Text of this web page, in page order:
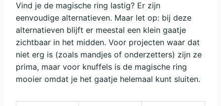
Vind je de magische ring lastig? Er zijn
eenvoudige alternatieven. Maar let op: bij deze
alternatieven blijft er meestal een klein gaatje
zichtbaar in het midden. Voor projecten waar dat
niet erg is (zoals mandjes of onderzetters) zijn ze
prima, maar voor knuffels is de magische ring
mooier omdat je het gaatje helemaal kunt sluiten.